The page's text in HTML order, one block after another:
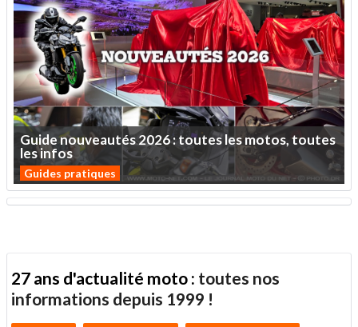
Guidenouveautés2026:touteslesmotos,toutes
lesinfos
Guides pratiques
27 ans d'actualité moto : toutes nos
informations depuis 1999 !